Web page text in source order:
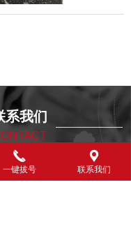
끅
一键拔号
끇
联系我们
系我们
建材有限公司